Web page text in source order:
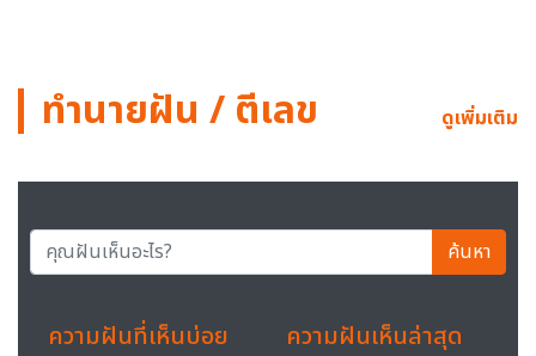
ทำนายฝัน / ตีเลข ดูเพิ่มเติม
ค้นหา
ความฝันที่เห็นบ่อย ความฝันเห็นล่าสุด